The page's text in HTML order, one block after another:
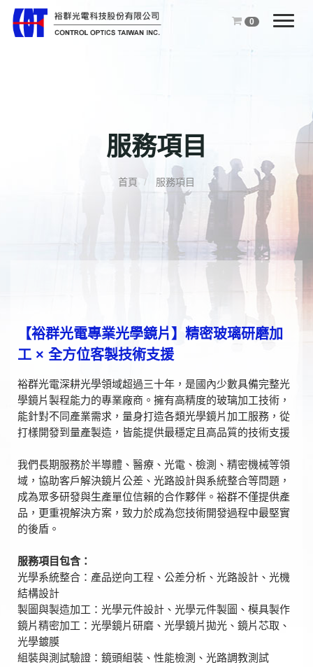
0
T
服務項目
首頁 服務項目
【裕群光電專業光學鏡片】精密玻璃研磨加
工 × 全方位客製技術支援
裕群光電深耕光學領域超過三十年，是國內少數具備完整光
學鏡片製程能力的專業廠商。擁有高精度的玻璃加工技術，
能針對不同產業需求，量身打造各類光學鏡片加工服務，從
打樣開發到量產製造，皆能提供最穩定且高品質的技術支援
我們長期服務於半導體、醫療、光電、檢測、精密機械等領
域，協助客戶解決鏡片公差、光路設計與系統整合等問題，
成為眾多研發與生產單位信賴的合作夥伴。裕群不僅提供產
品，更重視解決方案，致力於成為您技術開發過程中最堅實
的後盾。
服務項目包含：
光學系統整合：產品逆向工程、公差分析、光路設計、光機
結構設計
製圖與製造加工：光學元件設計、光學元件製圖、模具製作
鏡片精密加工：光學鏡片研磨、光學鏡片拋光、鏡片芯取、
光學鍍膜
組裝與測試驗證：鏡頭組裝、性能檢測、光路調教測試